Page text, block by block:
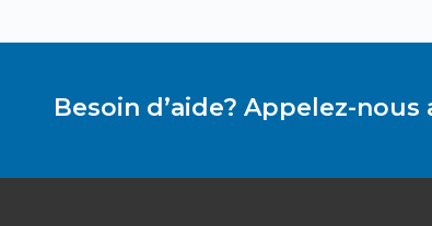
Besoin d’aide? Appelez-nous